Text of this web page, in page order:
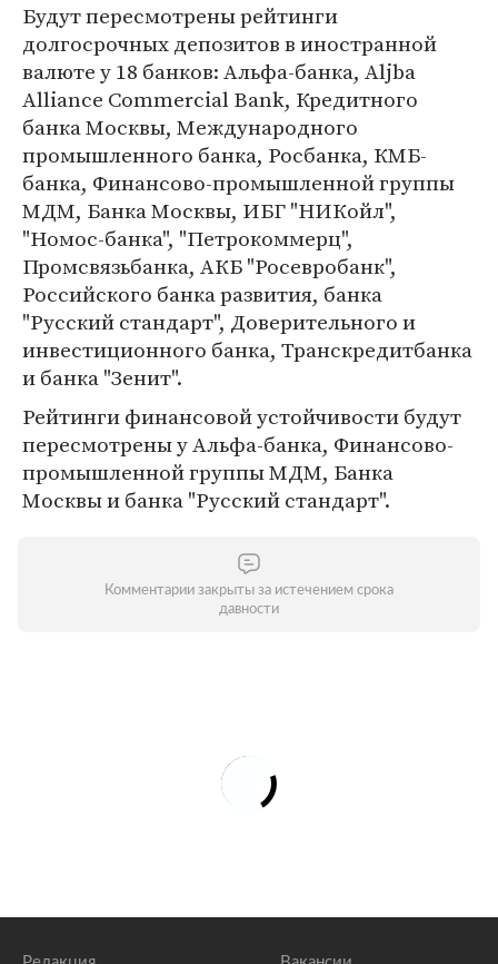
Будут пересмотрены рейтинги
долгосрочных депозитов в иностранной
валюте у 18 банков: Альфа-банка, Aljba
Alliance Commercial Bank, Кредитного
банка Москвы, Международного
промышленного банка, Росбанка, КМБ-
банка, Финансово-промышленной группы
МДМ, Банка Москвы, ИБГ "НИКойл",
"Номос-банка", "Петрокоммерц",
Промсвязьбанка, АКБ "Росевробанк",
Российского банка развития, банка
"Русский стандарт", Доверительного и
инвестиционного банка, Транскредитбанка
и банка "Зенит".
Рейтинги финансовой устойчивости будут
пересмотрены у Альфа-банка, Финансово-
промышленной группы МДМ, Банка
Москвы и банка "Русский стандарт".
Комментарии закрыты за истечением срока
давности